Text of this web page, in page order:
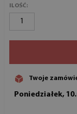
ILOŚĆ:
Twoje
Poniedziałek,